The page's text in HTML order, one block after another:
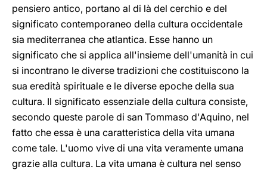
pensiero antico, portano al di là del cerchio e del
significato contemporaneo della cultura occidentale
sia mediterranea che atlantica. Esse hanno un
significato che si applica all'insieme dell'umanità in cui
si incontrano le diverse tradizioni che costituiscono la
sua eredità spirituale e le diverse epoche della sua
cultura. Il significato essenziale della cultura consiste,
secondo queste parole di san Tommaso d'Aquino, nel
fatto che essa è una caratteristica della vita umana
come tale. L'uomo vive di una vita veramente umana
grazie alla cultura. La vita umana è cultura nel senso